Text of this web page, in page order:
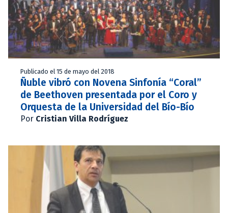
Publicado el 15 de mayo del 2018
Ñuble vibró con Novena Sinfonía “Coral”
de Beethoven presentada por el Coro y
Orquesta de la Universidad del Bío-Bío
Por Cristian Villa Rodríguez